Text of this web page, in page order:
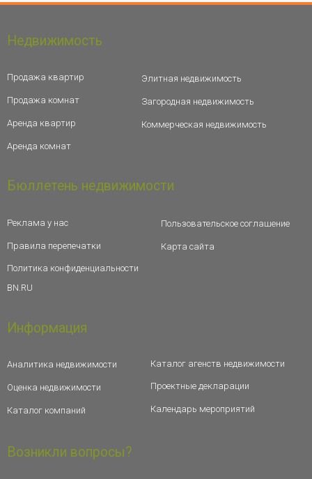
Недвижимость
Продажа квартир
Продажа комнат
Аренда квартир
Аренда комнат
Элитная недвижимость
Загородная недвижимость
Коммерческая недвижимость
Бюллетень недвижимости
Реклама у нас
Правила перепечатки
Политика конфиденциальности
BN.RU
Пользовательское соглашение
Карта сайта
Информация
Аналитика недвижимости
Оценка недвижимости
Каталог компаний
Каталог агенств недвижимости
Проектные декларации
Календарь мероприятий
Возникли вопросы?